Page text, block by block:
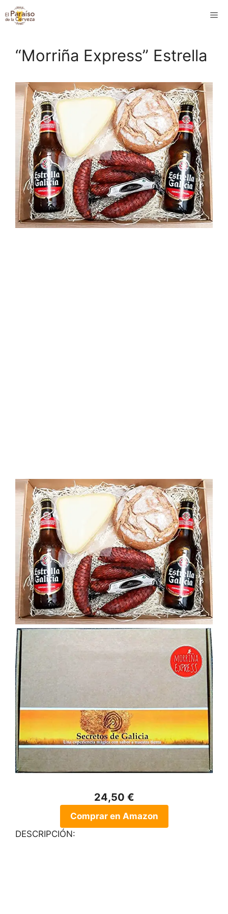
Saltar
al
“Morriña Express” Estrella
24,50 €
Comprar en Amazon
DESCRIPCIÓN: